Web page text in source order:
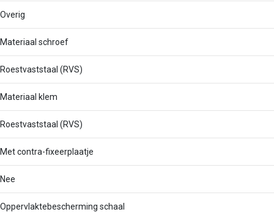
Overig
Materiaal schroef
Roestvaststaal (RVS)
Materiaal klem
Roestvaststaal (RVS)
Met contra-fixeerplaatje
Nee
Oppervlaktebescherming schaal